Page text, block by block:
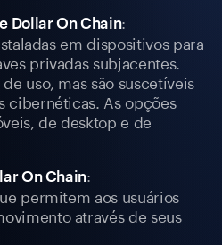
Dollar On Chain:
em dispositivos para
privadas subjacentes.
uso, mas são suscetíveis
cibernéticas. As opções
de desktop e de
On Chain:
permitem aos usuários
através de seus